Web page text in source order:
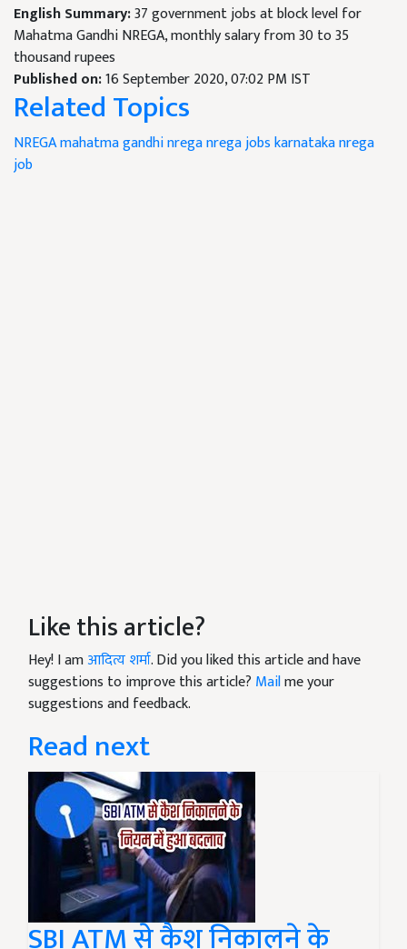
English Summary:37 government jobs at block level for
Mahatma Gandhi NREGA, monthly salary from 30 to 35
thousand rupees
Published on:16 September 2020, 07:02 PM IST
Related Topics
NREGAmahatma gandhi nreganrega jobs karnatakanrega
job
Like this article?
Hey! I amआदित्य शर्मा. Did you liked this article and have
suggestions to improve this article? Mailme your
suggestions and feedback.
Read next
SBI ATM से कैश निकालने के